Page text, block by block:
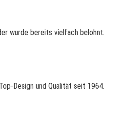
wurde bereits vielfach belohnt.
Design und Qualität seit 1964.